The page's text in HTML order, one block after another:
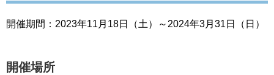
開催期間：2023年11月18日（土）～2024年3月31日（日）
開催場所